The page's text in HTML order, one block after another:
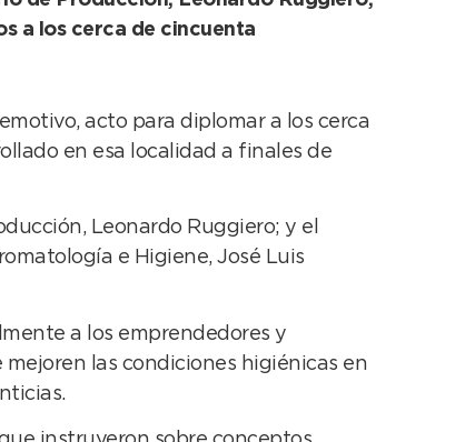
a los cerca de cincuenta
acto para diplomar a los cerca
en esa localidad a finales de
Leonardo Ruggiero; y el
e Higiene, José Luis
a los emprendedores y
las condiciones higiénicas en